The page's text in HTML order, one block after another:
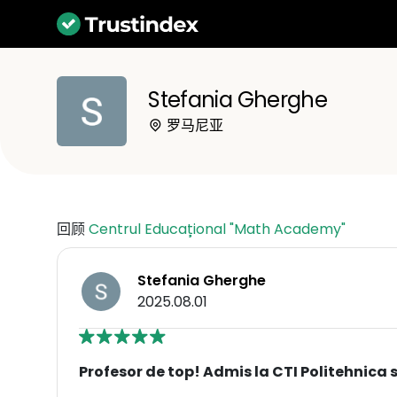
Stefania Gherghe
罗马尼亚
回顾Centrul Educațional "Math Academy"
Stefania Gherghe
2025.08.01
Profesor de top! Admis la CTI Politehnica